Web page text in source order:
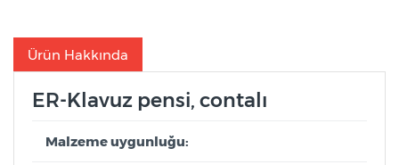
Ürün Hakkında
ER-Klavuz pensi, contalı
Malzeme uygunluğu: